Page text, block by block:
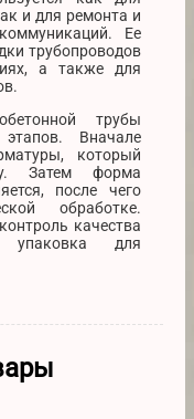
и для ремонта и
Ее
трубопроводов
а также для
трубы
Вначале
который
Затем форма
после чего
обработке.
качества
для